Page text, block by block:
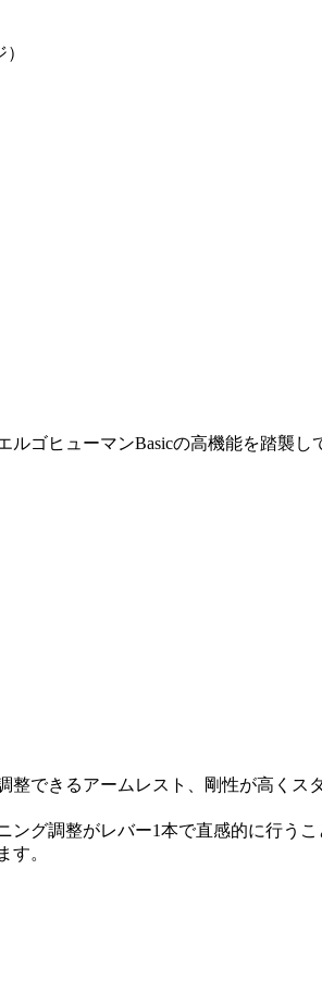
ゴヒューマンBasicの高機能を踏襲
できるアームレスト、剛性が高く
グ調整がレバー1本で直感的に行うこ
す。